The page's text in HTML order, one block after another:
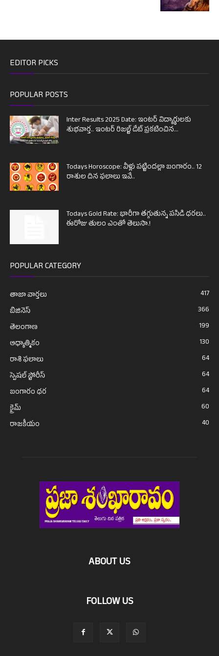
EDITOR PICKS
POPULAR POSTS
Inter Results 2025 Date: ఇంటర్ విద్యార్థులకు
శుభవార్త.. ఇంటర్ రిజల్ట్ డేట్ ప్రకటించిన...
Todays Horoscope: వీళ్లు పట్టిందల్లా బంగారం.. 12
రాశుల దిన ఫలాలు ఇవే..
Todays Gold Rate: భారీగా తగ్గుతున్న పసిడి ధరలు..
ఈరోజు తులం ఎంతో తెలుసా.!
POPULAR CATEGORY
తాజా వార్తలు
417
బిజినెస్
366
తెలంగాణ
199
ఆధ్యాత్మికం
130
రాశి ఫలాలు
64
స్పెషల్ స్టోరీస్
64
బంగారం ధర
64
క్రైమ్
60
రాజకీయం
40
ABOUT US
FOLLOW US